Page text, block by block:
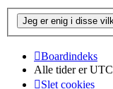
Boardindeks
Alle tider er
Slet cookies